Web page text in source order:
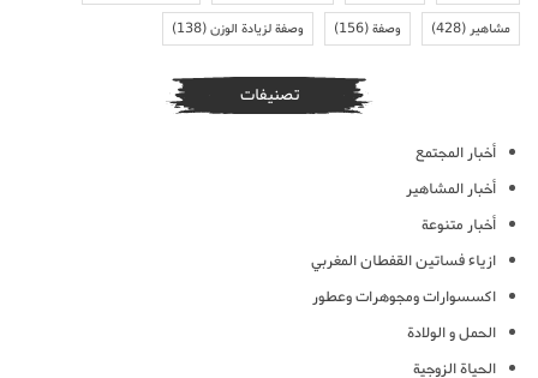
مشاهير(428) وصفة(156) وصفة لزيادة الوزن(138)
تصنيفات
أخبار المجتمع
أخبار المشاهير
أخبار متنوعة
ازياء فساتين القفطان المغربي
اكسسوارات ومجوهرات وعطور
الحمل و الولادة
الحياة الزوجية